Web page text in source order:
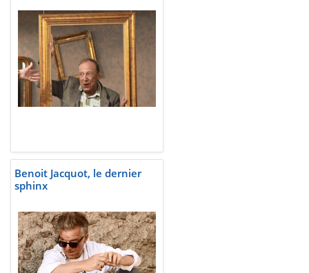
Benoit Jacquot, le dernier
sphinx